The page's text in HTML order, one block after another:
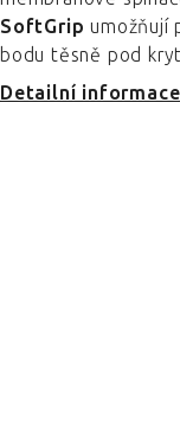
SoftGrip umožňují
bodu těsně pod
Detailní informace